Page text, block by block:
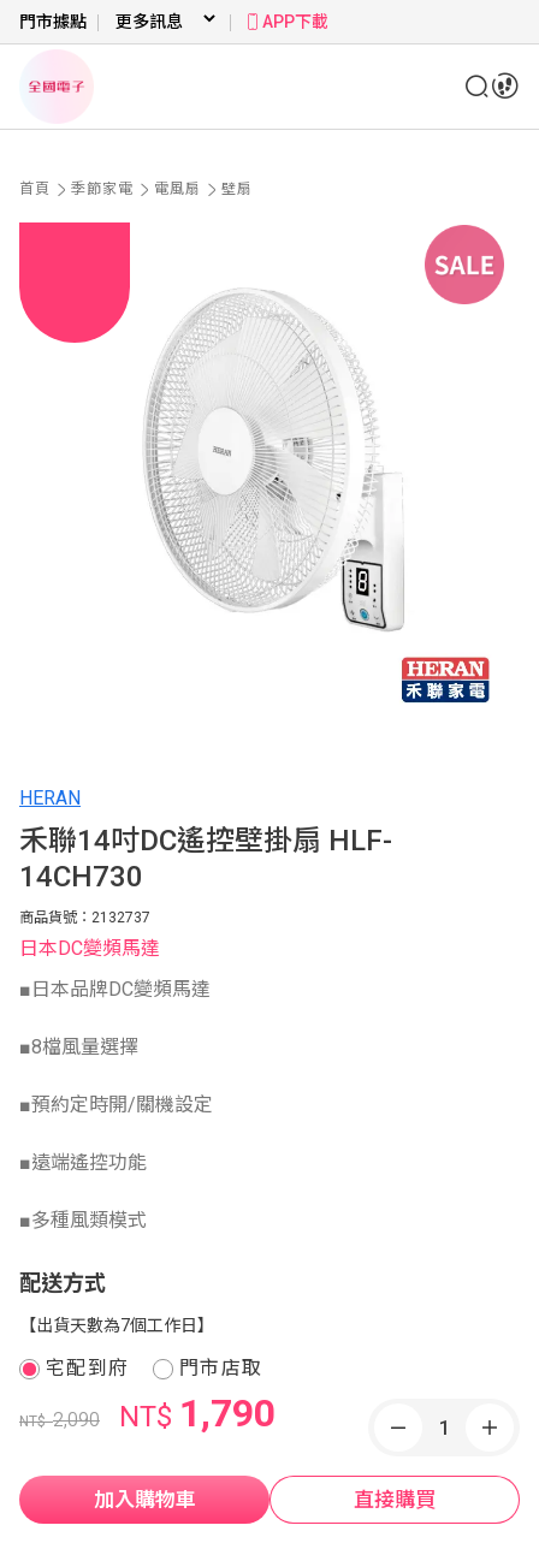
門市據點 APP下載
首頁 季節家電 電風扇 壁扇
HERAN
禾聯14吋DC遙控壁掛扇 HLF-
14CH730
商品貨號：2132737
日本DC變頻馬達
■日本品牌DC變頻馬達
■8檔風量選擇
■預約定時開/關機設定
■遠端遙控功能
■多種風類模式
配送方式
【出貨天數為7個工作日】
宅配到府 門市店取
NT$2,090 NT$ 1,790
加入購物車 直接購買